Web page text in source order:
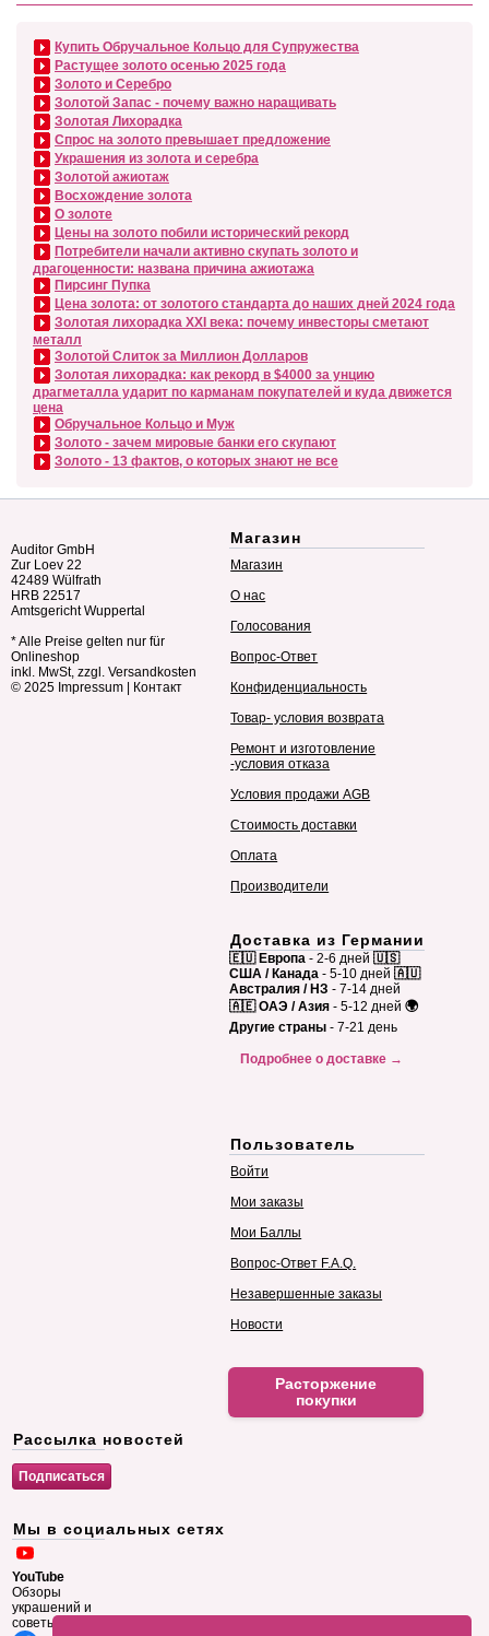
Купить Обручальное Кольцо для Супружества
Растущее золото осенью 2025 года
Золото и Серебро
Золотой Запас - почему важно наращивать
Золотая Лихорадка
Спрос на золото превышает предложение
Украшения из золота и серебра
Золотой ажиотаж
Восхождение золота
О золоте
Цены на золото побили исторический рекорд
Потребители начали активно скупать золото и
драгоценности: названа причина ажиотажа
Пирсинг Пупка
Цена золота: от золотого стандарта до наших дней 2024 года
Золотая лихорадка XXI века: почему инвесторы сметают
металл
Золотой Слиток за Миллион Долларов
Золотая лихорадка: как рекорд в $4000 за унцию
драгметалла ударит по карманам покупателей и куда движется
цена
Обручальное Кольцо и Муж
Золото - зачем мировые банки его скупают
Золото - 13 фактов, о которых знают не все
Auditor GmbH
Zur Loev 22
42489 Wülfrath
HRB 22517
Amtsgericht Wuppertal
* Alle Preise gelten nur für
Onlineshop
inkl. MwSt, zzgl. Versandkosten
© 2025 Impressum | Контакт
Магазин
Магазин
О нас
Голосования
Вопрос-Ответ
Конфиденциальность
Товар- условия возврата
Ремонт и изготовление
-условия отказа
Условия продажи AGB
Стоимость доставки
Оплата
Производители
Доставка из Германии
🇪🇺 Европа - 2-6 дней 🇺🇸
США / Канада - 5-10 дней 🇦🇺
Австралия / НЗ - 7-14 дней
🇦🇪 ОАЭ / Азия - 5-12 дней 🌍
Другие страны - 7-21 день
Подробнее о доставке →
Пользователь
Войти
Мои заказы
Мои Баллы
Вопрос-Ответ F.A.Q.
Незавершенные заказы
Новости
Расторжение
покупки
Рассылка новостей
Мы в социальных сетях
YouTube
Обзоры
украшений и
советы